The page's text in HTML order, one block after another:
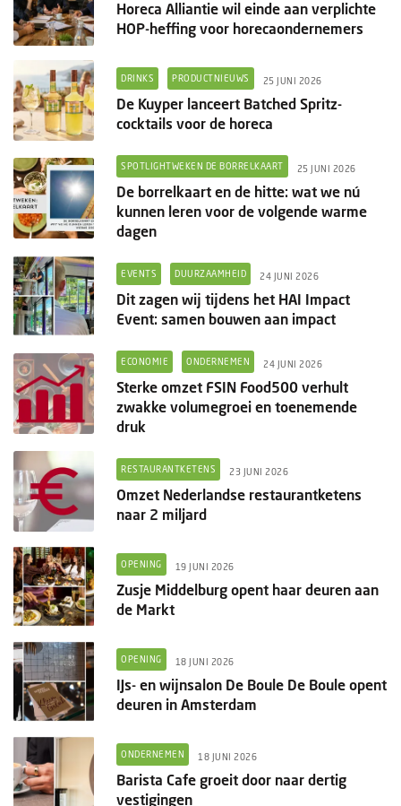
Horeca Alliantie wil einde aan verplichte
HOP-heffing voor horecaondernemers
DRINKS PRODUCTNIEUWS 25 JUNI 2026
De Kuyper lanceert Batched Spritz-
cocktails voor de horeca
SPOTLIGHTWEKEN DE BORRELKAART 25 JUNI 2026
De borrelkaart en de hitte: wat we nú
kunnen leren voor de volgende warme
dagen
EVENTS DUURZAAMHEID 24 JUNI 2026
Dit zagen wij tijdens het HAI Impact
Event: samen bouwen aan impact
ECONOMIE ONDERNEMEN 24 JUNI 2026
Sterke omzet FSIN Food500 verhult
zwakke volumegroei en toenemende
druk
RESTAURANTKETENS 23 JUNI 2026
Omzet Nederlandse restaurantketens
naar 2 miljard
OPENING 19 JUNI 2026
Zusje Middelburg opent haar deuren aan
de Markt
OPENING 18 JUNI 2026
IJs- en wijnsalon De Boule De Boule opent
deuren in Amsterdam
ONDERNEMEN 18 JUNI 2026
Barista Cafe groeit door naar dertig
vestigingen